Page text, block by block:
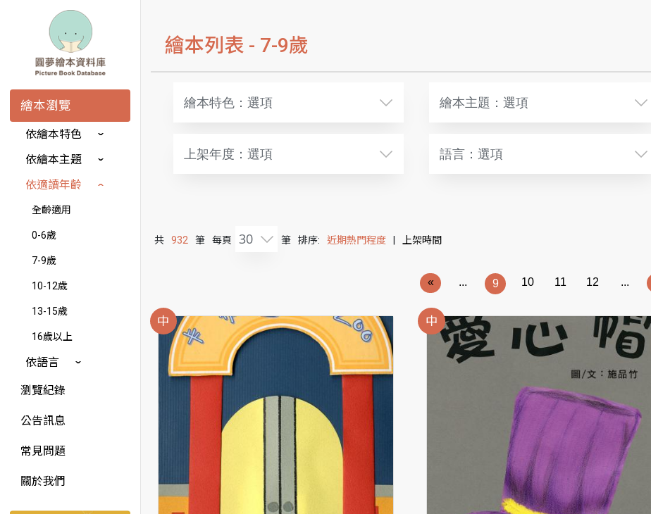
繪本瀏覽
依繪本特色
依繪本主題
依適讀年齡
全齡適用
0-6歲
7-9歲
10-12歲
13-15歲
16歲以上
依語言
瀏覽紀錄
公告訊息
常見問題
關於我們
繪本列表 - 7-9歲
繪本特色：選項 繪本主題：選項
上架年度：選項 語言：選項
共 932 筆 每頁 30 筆 排序: 近期熱門程度 上架時間
« ... 9 10 11 12 ...
中 中